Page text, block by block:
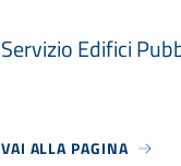
Servizio Edifici
VAI ALLA PAGINA